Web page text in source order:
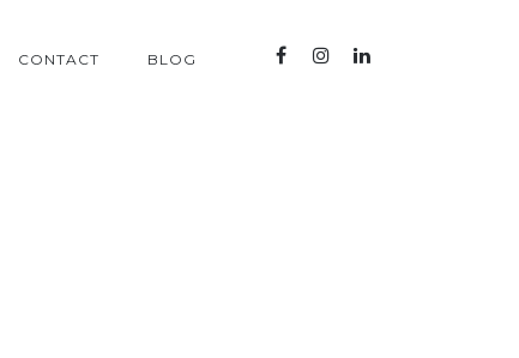
CONTACT BLOG